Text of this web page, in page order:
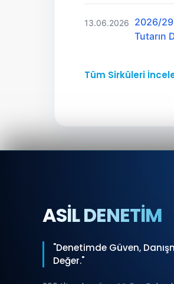
13.06.2026
2026/29
Tutarın
Tüm Sirküleri
ASİL DENETİM
"Denetimde Güven,
Değer."